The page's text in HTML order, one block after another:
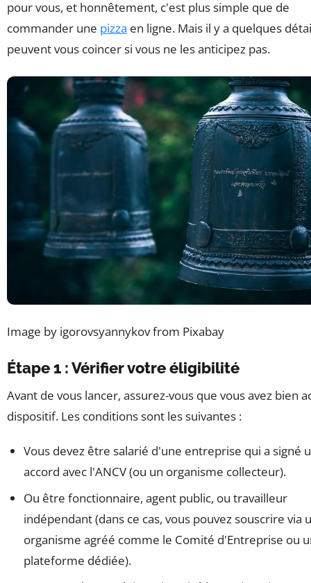
pour vous, et honnêtement, c'est plus simple que de
commander une pizza en ligne. Mais il y a quelques
peuvent vous coincer si vous ne les anticipez pas.
Image by igorovsyannykov from Pixabay
Étape 1 : Vérifier votre éligibilité
Avant de vous lancer, assurez-vous que vous avez bien
dispositif. Les conditions sont les suivantes :
Vous devez être salarié d'une entreprise qui a signé
accord avec l'ANCV (ou un organisme collecteur).
Ou être fonctionnaire, agent public, ou travailleur
indépendant (dans ce cas, vous pouvez souscrire via
organisme agréé comme le Comité d'Entreprise ou
plateforme dédiée).